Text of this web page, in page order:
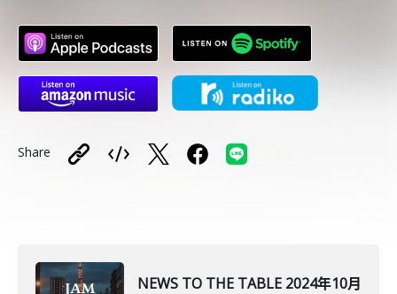
Share
NEWS TO THE TABLE 2024年10月